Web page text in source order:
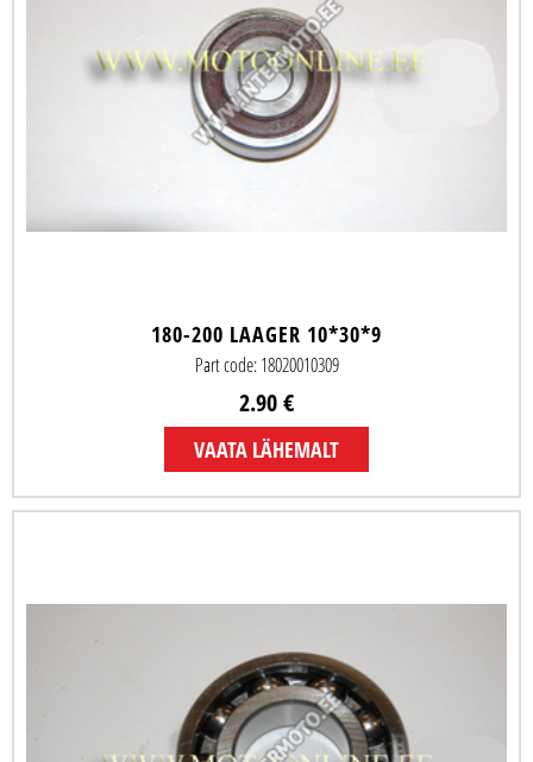
180-200 LAAGER 10*30*9
Part code: 18020010309
2.90 €
VAATA LÄHEMALT